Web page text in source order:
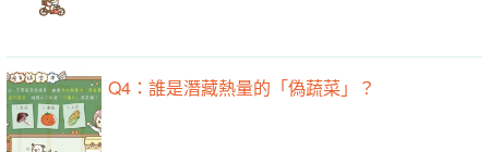
Q4：誰是潛藏熱量的「偽蔬菜」？